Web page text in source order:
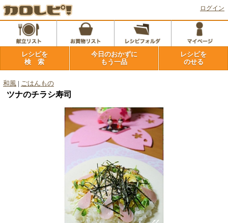
ログイン
レシピを
検 索
今日のおかずに
もう一品
レシピを
のせる
和風 ごはんもの
ツナのチラシ寿司